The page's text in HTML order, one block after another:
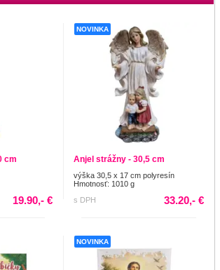
cm
19.90,- €
NOVINKA
Anjel strážny - 30,5 cm
výška 30,5 x 17 cm polyresín
Hmotnosť: 1010 g
s DPH
33.20,- €
NOVINKA